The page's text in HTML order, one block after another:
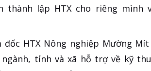
thành lập HTX cho riêng mình
đốc HTX Nông nghiệp Mường
ngành, tỉnh và xã hỗ trợ về kỹ